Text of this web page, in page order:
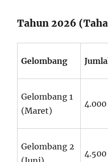
Tahun 2026
Gelombang
Gelombang 1
(Maret)
4.000
Gelombang 2
4.500